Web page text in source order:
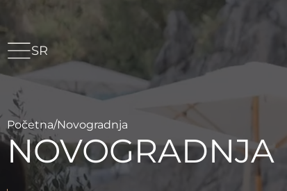
SR
Početna/Novogradnja
NOVOGRADNJA